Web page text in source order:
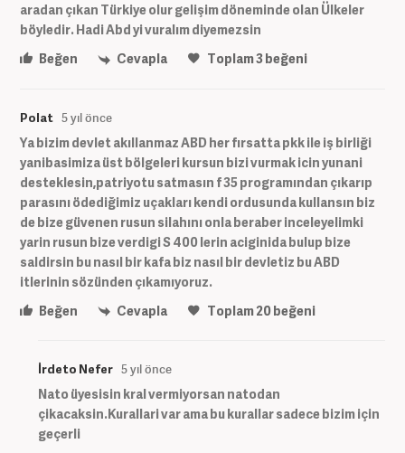
aradan çıkan Türkiye olur gelişim döneminde olan Ülkeler
böyledir. Hadi Abd yi vuralım diyemezsin
Beğen
Cevapla Toplam3beğeni
Polat 5 yıl önce
Ya bizim devlet akıllanmaz ABD her fırsatta pkk ile iş birliği
yanibasimiza üst bölgeleri kursun bizi vurmak icin yunani
desteklesin,patriyotu satmasın f 35 programından çıkarıp
parasını ödediğimiz uçakları kendi ordusunda kullansın biz
de bize güvenen rusun silahını onla beraber inceleyelimki
yarin rusun bize verdigi S 400 lerin aciginida bulup bize
saldirsin bu nasıl bir kafa biz nasıl bir devletiz bu ABD
itlerinin sözünden çıkamıyoruz.
Beğen
Cevapla Toplam20beğeni
İrdeto Nefer 5 yıl önce
Nato üyesisin kral vermiyorsan natodan
çikacaksin.Kurallari var ama bu kurallar sadece bizim için
geçerli